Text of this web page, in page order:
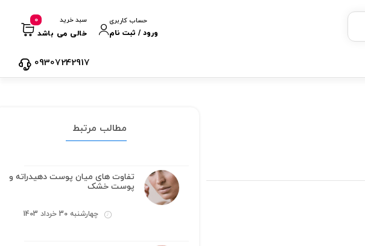
حساب کاربری
ورود / ثبت نام
سبد خرید
خالی می باشد
0
09307242917
مطالب مرتبط
تفاوت های میان پوست دهیدراته و
پوست خشک
چهارشنبه 30 خرداد 1403